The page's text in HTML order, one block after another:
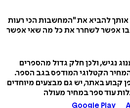
להביא את "המחשבות הכי רעות
בו אפשר לשחרר את כל מה שאי אפשר
נגיש, ולכן חלק גדול מהספרים
הקטלוגי המודפס בגב הספר.
קבוע באתר, יש גם מבצעים מיוחדים
עוד ספר במחיר מעולה
Google Play